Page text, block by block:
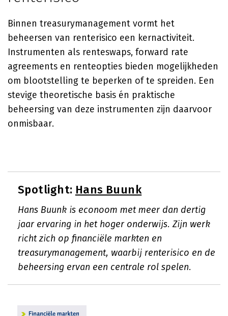
Binnen treasurymanagement vormt het
beheersen van renterisico een kernactiviteit.
Instrumenten als renteswaps, forward rate
agreements en renteopties bieden mogelijkheden
om blootstelling te beperken of te spreiden. Een
stevige theoretische basis én praktische
beheersing van deze instrumenten zijn daarvoor
onmisbaar.
Spotlight: Hans Buunk
Hans Buunk is econoom met meer dan dertig
jaar ervaring in het hoger onderwijs. Zijn werk
richt zich op financiële markten en
treasurymanagement, waarbij renterisico en de
beheersing ervan een centrale rol spelen.